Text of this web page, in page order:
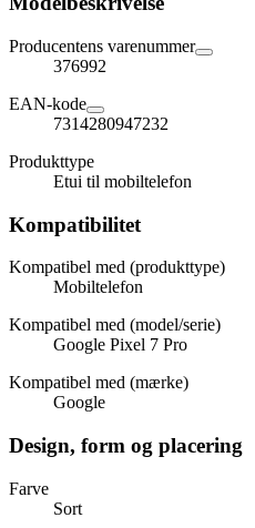
Producentens varenummer
376992
EAN-kode
7314280947232
Produkttype
Etui til mobiltelefon
Kompatibilitet
Kompatibel med (produkttype)
Mobiltelefon
Kompatibel med (model/serie)
Google Pixel 7 Pro
Kompatibel med (mærke)
Google
Design, form og placering
Farve
Sort